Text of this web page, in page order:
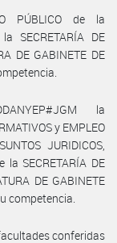
PÚBLICO de la
SECRETARÍA DE
DE GABINETE DE
la
y EMPLEO
JURIDICOS,
la SECRETARÍA DE
DE GABINETE
competencia.
conferidas